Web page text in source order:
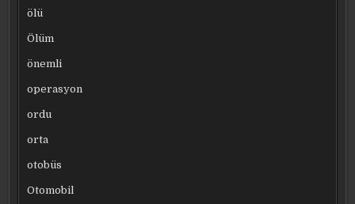
ölü
Ölüm
önemli
operasyon
ordu
orta
otobüs
Otomobil